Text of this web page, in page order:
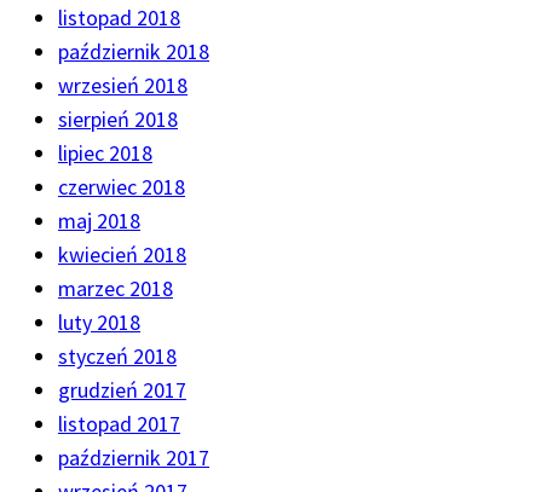
listopad 2018
październik 2018
wrzesień 2018
sierpień 2018
lipiec 2018
czerwiec 2018
maj 2018
kwiecień 2018
marzec 2018
luty 2018
styczeń 2018
grudzień 2017
listopad 2017
październik 2017